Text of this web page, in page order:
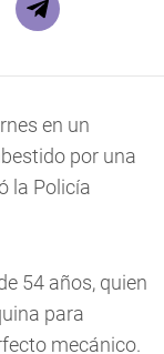
en un
por una
la Policía
54 años, quien
para
mecánico.